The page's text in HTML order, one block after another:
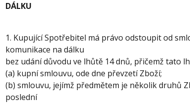
DÁLKU
1. Kupující Spotřebitel má právo odstoupit od
komunikace na dálku
bez udání důvodu ve lhůtě 14 dnů, přičemž tato
(a) kupní smlouvu, ode dne převzetí Zboží;
(b) smlouvu, jejímž předmětem je několik druhů
poslední